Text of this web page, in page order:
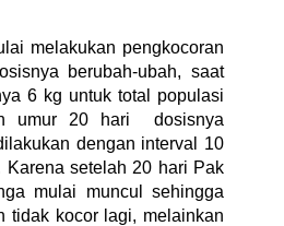
melakukan pengkocoran
berubah-ubah, saat
6 kg untuk total populasi
umur 20 hari dosisnya
dengan interval 10
setelah 20 hari Pak
mulai muncul sehingga
tidak kocor lagi, melainkan